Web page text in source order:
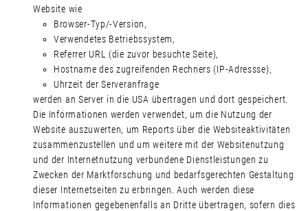
Website wie
Browser-Typ/-Version,
Verwendetes Betriebssystem,
Referrer URL (die zuvor besuchte Seite),
Hostname des zugreifenden Rechners (IP-Adressse),
Uhrzeit der Serveranfrage
werden an Server in die USA übertragen und dort gespeichert.
Die Informationen werden verwendet, um die Nutzung der
Website auszuwerten, um Reports über die Websiteaktivitäten
zusammenzustellen und um weitere mit der Websitenutzung
und der Internetnutzung verbundene Dienstleistungen zu
Zwecken der Marktforschung und bedarfsgerechten Gestaltung
dieser Internetseiten zu erbringen. Auch werden diese
Informationen gegebenenfalls an Dritte übertragen, sofern dies